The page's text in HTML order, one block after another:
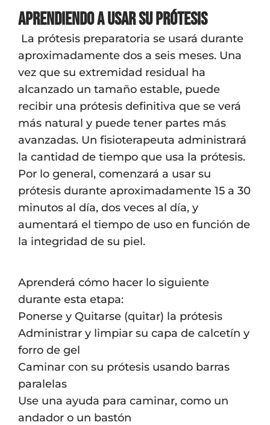
Aprendiendo a usar su prótesis
La prótesis preparatoria se usará durante
aproximadamente dos a seis meses. Una
vez que su extremidad residual ha
alcanzado un tamaño estable, puede
recibir una prótesis definitiva que se verá
más natural y puede tener partes más
avanzadas. Un fisioterapeuta administrará
la cantidad de tiempo que usa la prótesis.
Por lo general, comenzará a usar su
prótesis durante aproximadamente 15 a 30
minutos al día, dos veces al día, y
aumentará el tiempo de uso en función de
la integridad de su piel.
Aprenderá cómo hacer lo siguiente
durante esta etapa:
Ponerse y Quitarse (quitar) la prótesis
Administrar y limpiar su capa de calcetín y
forro de gel
Caminar con su prótesis usando barras
paralelas
Use una ayuda para caminar, como un
andador o un bastón